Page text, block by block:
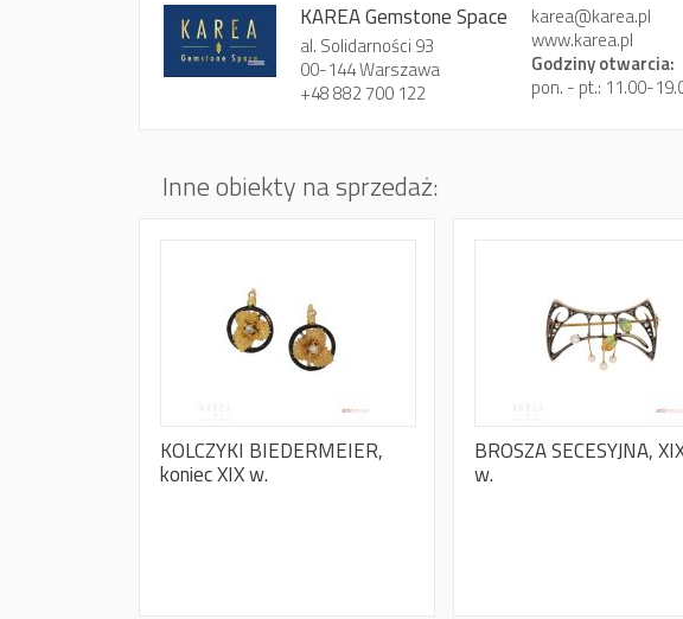
KAREA Gemstone Space
al. Solidarności 93
00-144 Warszawa
+48 882 700 122
karea@karea.pl
www.karea.pl
Godziny otwarcia:
pon. - pt.: 11.00-
Inne obiekty na sprzedaż:
KOLCZYKI BIEDERMEIER,
koniec XIX w.
BROSZA SECESYJNA,
w.